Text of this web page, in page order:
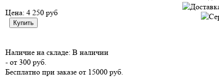
Цена: 4 250 руб
Наличие на складе: В наличии
- от 300 руб.
Бесплатно при заказе от 15000 руб.